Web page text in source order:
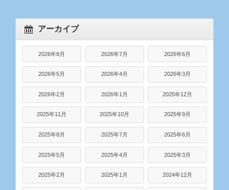
アーカイブ
2026年8月 2026年7月 2026年6月
2026年5月 2026年4月 2026年3月
2026年2月 2026年1月 2025年12月
2025年11月 2025年10月 2025年9月
2025年8月 2025年7月 2025年6月
2025年5月 2025年4月 2025年3月
2025年2月 2025年1月 2024年12月